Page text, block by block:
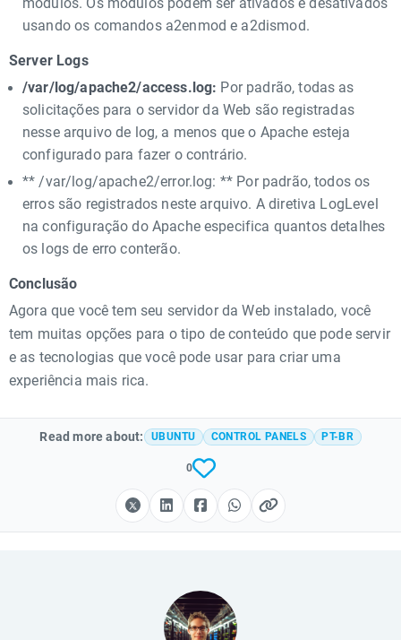
módulos. Os módulos podem ser ativados e desativados
usando os comandos a2enmod e a2dismod.
Server Logs
/var/log/apache2/access.log: Por padrão, todas as
solicitações para o servidor da Web são registradas
nesse arquivo de log, a menos que o Apache esteja
configurado para fazer o contrário.
** /var/log/apache2/error.log: ** Por padrão, todos os
erros são registrados neste arquivo. A diretiva LogLevel
na configuração do Apache especifica quantos detalhes
os logs de erro conterão.
Conclusão
Agora que você tem seu servidor da Web instalado, você
tem muitas opções para o tipo de conteúdo que pode servir
e as tecnologias que você pode usar para criar uma
experiência mais rica.
Read more about: UBUNTU CONTROL PANELS PT-BR
0